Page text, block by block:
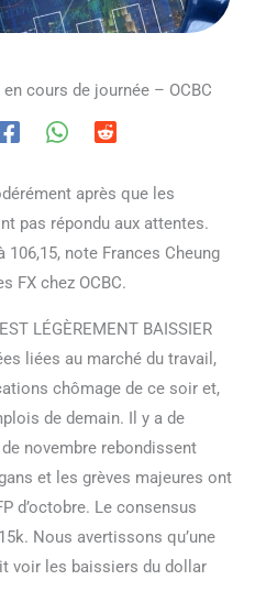
cours de journée – OCBC
après que les
pas répondu aux attentes.
106,15, note Frances Cheung
FX chez OCBC.
LÉGÈREMENT BAISSIER
liées au marché du travail,
chômage de ce soir et,
de demain. Il y a de
novembre rebondissent
et les grèves majeures ont
d’octobre. Le consensus
Nous avertissons qu’une
voir les baissiers du dollar